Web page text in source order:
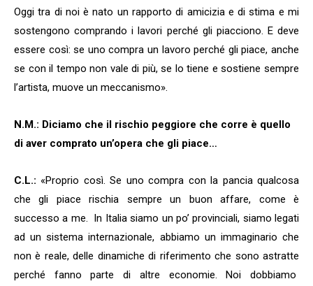
Oggi tra di noi è nato un rapporto di amicizia e di stima e mi
sostengono comprando i lavori perché gli piacciono. E deve
essere così: se uno compra un lavoro perché gli piace, anche
se con il tempo non vale di più, se lo tiene e sostiene sempre
l’artista, muove un meccanismo».
N.M.: Diciamo che il rischio peggiore che corre è quello
di aver comprato un’opera che gli piace…
C.L.: «Proprio così. Se uno compra con la pancia qualcosa
che gli piace rischia sempre un buon affare, come è
successo a me. In Italia siamo un po’ provinciali, siamo legati
ad un sistema internazionale, abbiamo un immaginario che
non è reale, delle dinamiche di riferimento che sono astratte
perché fanno parte di altre economie. Noi dobbiamo